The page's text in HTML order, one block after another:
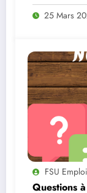
25 Mars
FSU
Questions